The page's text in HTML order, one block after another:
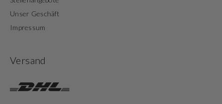
Unser Geschäft
Impressum
Versand